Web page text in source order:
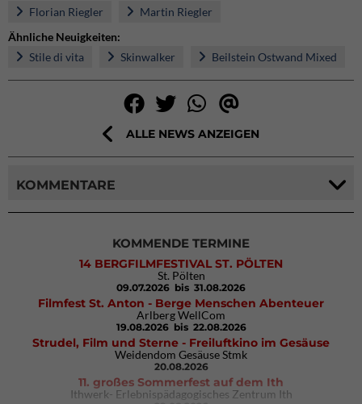
Florian Riegler
Martin Riegler
Ähnliche Neuigkeiten:
Stile di vita
Skinwalker Beilstein Ostwand Mixed
ALLE NEWS ANZEIGEN
KOMMENTARE
KOMMENDE TERMINE
14 BERGFILMFESTIVAL ST. PÖLTEN
St. Pölten
09.07.2026 bis 31.08.2026
Filmfest St. Anton - Berge Menschen Abenteuer
Arlberg WellCom
19.08.2026 bis 22.08.2026
Strudel, Film und Sterne - Freiluftkino im Gesäuse
Weidendom Gesäuse Stmk
20.08.2026
11. großes Sommerfest auf dem Ith
Ithwerk- Erlebnispädagogisches Zentrum Ith